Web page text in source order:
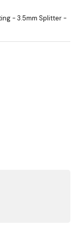
- 3.5mm Splitter -